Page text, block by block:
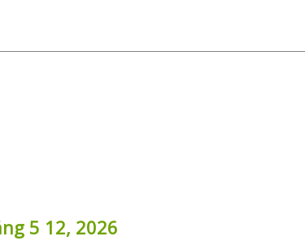
5 12, 2026